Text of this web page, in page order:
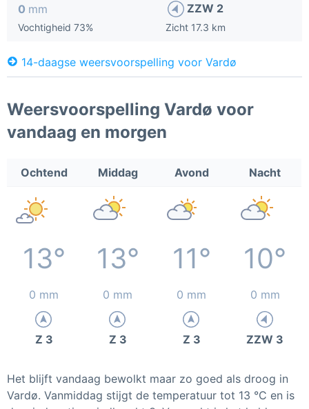
0 mm
Vochtigheid 73%
ZZW 2
Zicht 17.3 km
14-daagse weersvoorspelling voor Vardø
Weersvoorspelling Vardø voor
vandaag en morgen
Ochtend Middag Avond Nacht
13° 13° 11° 10°
0 mm 0 mm 0 mm 0 mm
Z 3 Z 3 Z 3 ZZW 3
Het blijft vandaag bewolkt maar zo goed als droog in
Vardø. Vanmiddag stijgt de temperatuur tot 13 °C en is